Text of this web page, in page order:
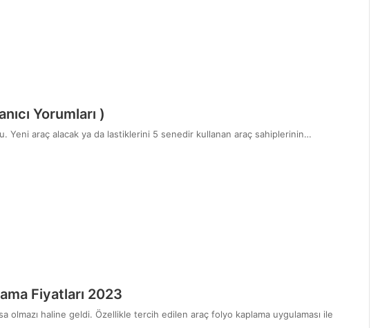
Yorumları )
Yeni araç alacak ya da lastiklerini 5 senedir kullanan araç sahiplerinin…
Fiyatları 2023
olmazı haline geldi. Özellikle tercih edilen araç folyo kaplama uygulaması ile